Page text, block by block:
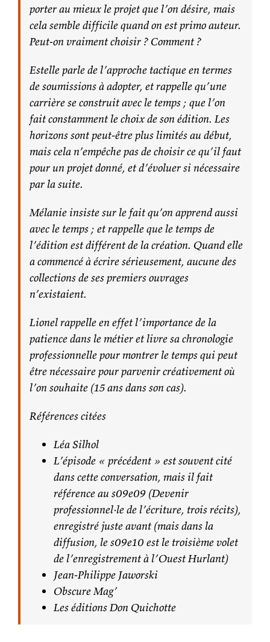
porter au mieux le projet que l’on désire, mais
cela semble difficile quand on est primo auteur.
Peut-on vraiment choisir ? Comment ?
Estelle parle de l’approche tactique en termes
de soumissions à adopter, et rappelle qu’une
carrière se construit avec le temps ; que l’on
fait constamment le choix de son édition. Les
horizons sont peut-être plus limités au début,
mais cela n’empêche pas de choisir ce qu’il faut
pour un projet donné, et d’évoluer si nécessaire
par la suite.
Mélanie insiste sur le fait qu’on apprend aussi
avec le temps ; et rappelle que le temps de
l’édition est différent de la création. Quand elle
a commencé à écrire sérieusement, aucune des
collections de ses premiers ouvrages
n’existaient.
Lionel rappelle en effet l’importance de la
patience dans le métier et livre sa chronologie
professionnelle pour montrer le temps qui peut
être nécessaire pour parvenir créativement où
l’on souhaite (15 ans dans son cas).
Références citées
Léa Silhol
L’épisode « précédent » est souvent cité
dans cette conversation, mais il fait
référence au s09e09 (Devenir
professionnel·le de l’écriture, trois récits),
enregistré juste avant (mais dans la
diffusion, le s09e10 est le troisième volet
de l’enregistrement à l’Ouest Hurlant)
Jean-Philippe Jaworski
Obscure Mag’
Les éditions Don Quichotte